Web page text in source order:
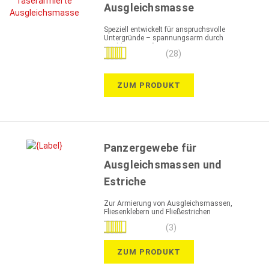
Ausgleichsmasse
Speziell entwickelt für anspruchsvolle
Untergründe – spannungsarm durch
Hochleistungsfaser
Bewertung: (28)
ZUM PRODUKT
Panzergewebe für
Ausgleichsmassen und
Estriche
Zur Armierung von Ausgleichsmassen,
Fliesenklebern und Fließestrichen
Bewertung:
100%
(3)
ZUM PRODUKT